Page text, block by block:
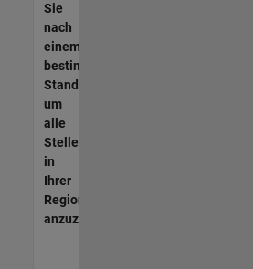
Sie
nach
einem
bestimmten
Standort,
um
alle
Stellenangebote
in
Ihrer
Region
anzuzeigen.